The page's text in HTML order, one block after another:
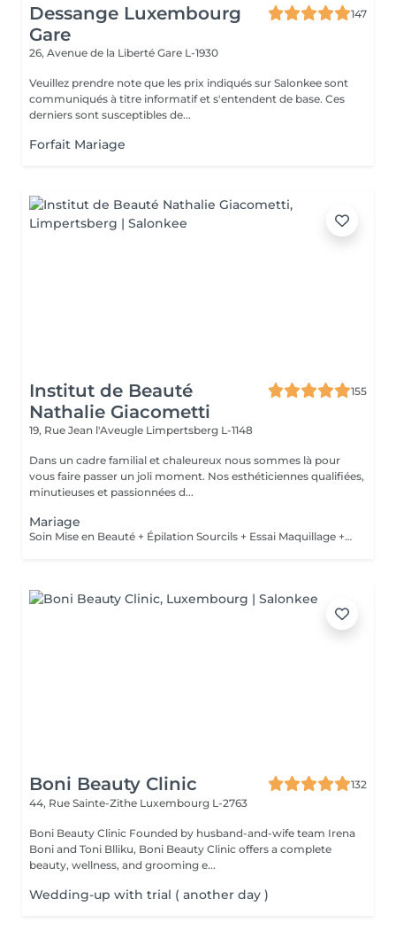
Dessange Luxembourg
Gare
147
26, Avenue de la Liberté Gare L-1930
Veuillez prendre note que les prix indiqués sur Salonkee sont
communiqués à titre informatif et s'entendent de base. Ces
derniers sont susceptibles de...
Forfait Mariage
Institut de Beauté
Nathalie Giacometti
155
19, Rue Jean l'Aveugle Limpertsberg L-1148
Dans un cadre familial et chaleureux nous sommes là pour
vous faire passer un joli moment. Nos esthéticiennes qualifiées,
minutieuses et passionnées d...
Mariage
Soin Mise en Beauté + Épilation Sourcils + Essai Maquillage + Maquillage Jour J + Soin des Mains
Boni Beauty Clinic
132
44, Rue Sainte-Zithe Luxembourg L-2763
Boni Beauty Clinic Founded by husband-and-wife team Irena
Boni and Toni Blliku, Boni Beauty Clinic offers a complete
beauty, wellness, and grooming e...
Wedding-up with trial ( another day )